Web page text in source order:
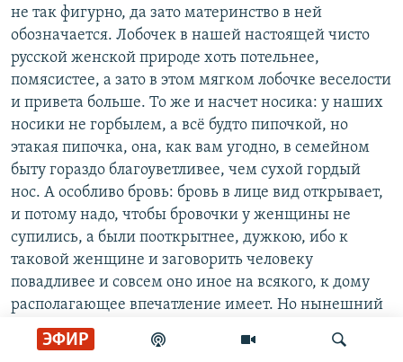
ЭФИР
не так фигурно, да зато материнство в ней
обозначается. Лобочек в нашей настоящей чисто
русской женской природе хоть потельнее,
помясистее, а зато в этом мягком лобочке веселости
и привета больше. То же и насчет носика: у наших
носики не горбылем, а всё будто пипочкой, но
этакая пипочка, она, как вам угодно, в семейном
быту гораздо благоуветливее, чем сухой гордый
нос. А особливо бровь: бровь в лице вид открывает,
и потому надо, чтобы бровочки у женщины не
супились, а были пооткрытнее, дужкою, ибо к
таковой женщине и заговорить человеку
повадливее и совсем оно иное на всякого, к дому
располагающее впечатление имеет. Но нынешний
вкус, разумеется, от этого доброго типа отстал и
одобряет в женском поле воздушную эфемерность,